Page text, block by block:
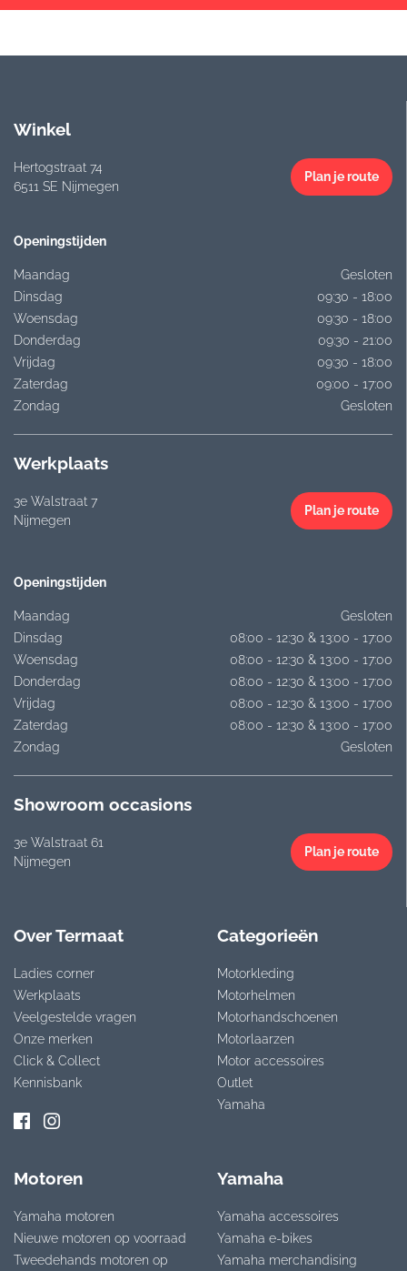
Winkel
Hertogstraat 74
6511 SE Nijmegen
Plan je route
Openingstijden
Maandag
Gesloten
Dinsdag
09:30 - 18:00
Woensdag
09:30 - 18:00
Donderdag
09:30 - 21:00
Vrijdag
09:30 - 18:00
Zaterdag
09:00 - 17:00
Zondag
Gesloten
Werkplaats
3e Walstraat 7
Nijmegen
Plan je route
Openingstijden
Maandag
Gesloten
Dinsdag
08:00 - 12:30 & 13:00 - 17:00
Woensdag
08:00 - 12:30 & 13:00 - 17:00
Donderdag
08:00 - 12:30 & 13:00 - 17:00
Vrijdag
08:00 - 12:30 & 13:00 - 17:00
Zaterdag
08:00 - 12:30 & 13:00 - 17:00
Zondag
Gesloten
Showroom occasions
3e Walstraat 61
Nijmegen
Plan je route
Over Termaat
Ladies corner
Werkplaats
Veelgestelde vragen
Onze merken
Click & Collect
Kennisbank
Categorieën
Motorkleding
Motorhelmen
Motorhandschoenen
Motorlaarzen
Motor accessoires
Outlet
Yamaha
Motoren
Yamaha motoren
Nieuwe motoren op voorraad
Tweedehands motoren op
Yamaha
Yamaha accessoires
Yamaha e-bikes
Yamaha merchandising